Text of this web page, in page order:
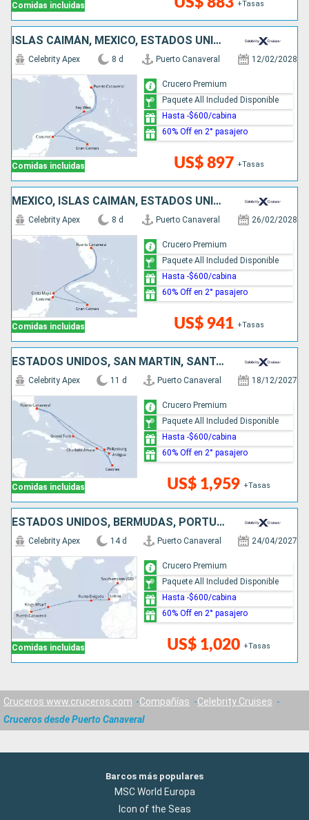
Comidas incluidas +Tasas
ISLAS CAIMÁN, MÉXICO, ESTADOS UNIDOS
Comidas incluidas
Celebrity Apex 8 d Puerto Canaveral 12/02/2028
US$ 897 +Tasas
Crucero Premium
Paquete All Included Disponible
Hasta -$600/cabina
60% Off en 2° pasajero
MÉXICO, ISLAS CAIMÁN, ESTADOS UNIDOS
Comidas incluidas
Celebrity Apex 8 d Puerto Canaveral 26/02/2028
US$ 941 +Tasas
Crucero Premium
Paquete All Included Disponible
Hasta -$600/cabina
60% Off en 2° pasajero
ESTADOS UNIDOS, SAN MARTÍN, SANTA LUCIA, ANTIGUA Y BARBUDA
Comidas incluidas
Celebrity Apex 11 d Puerto Canaveral 18/12/2027
US$ 1,959 +Tasas
Crucero Premium
Paquete All Included Disponible
Hasta -$600/cabina
60% Off en 2° pasajero
ESTADOS UNIDOS, BERMUDAS, PORTUGAL, REINO UNIDO
Comidas incluidas
Celebrity Apex 14 d Puerto Canaveral 24/04/2027
US$ 1,020 +Tasas
Crucero Premium
Paquete All Included Disponible
Hasta -$600/cabina
60% Off en 2° pasajero
Cruceros www.cruceros.com Compañías
Celebrity Cruises
Cruceros desde Puerto Canaveral
Barcos más populares
MSC World Europa
Icon of the Seas